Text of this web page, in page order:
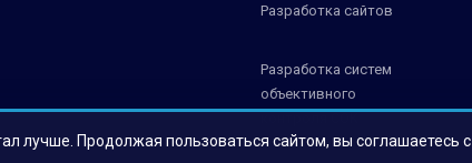
Разработка сайтов
Разработка систем
объективного
лучше. Продолжая пользоваться сайтом, вы соглашаетесь с